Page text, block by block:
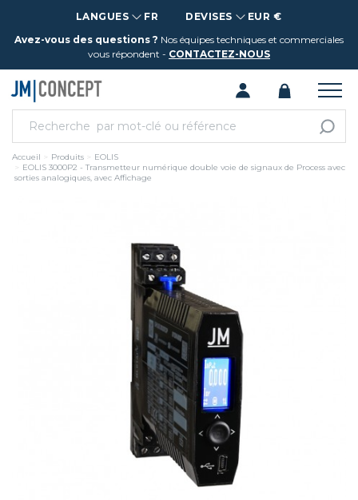
LANGUES FR DEVISES
EUR €
Avez-vous des questions ? Nos équipes techniques et commerciales
vous répondent - CONTACTEZ-NOUS
Accueil Produits
EOLIS
EOLIS 3000P2 - Transmetteur numérique double voie de signaux de Process avec
sorties analogiques, avec Affichage